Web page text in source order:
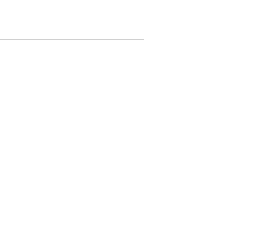
ANWENDEN
ANWENDEN